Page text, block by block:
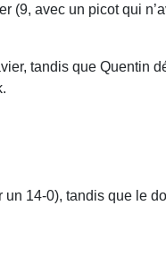
avec un picot qui
tandis que Quentin
14-0), tandis que le